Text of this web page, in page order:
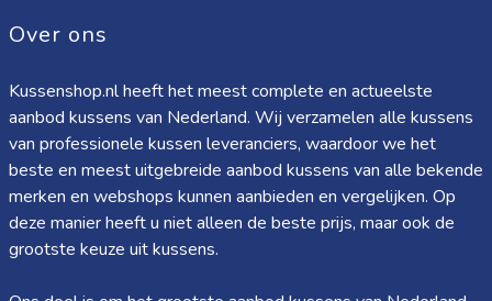
Over ons
Kussenshop.nl heeft het meest complete en actueelste
aanbod kussens van Nederland. Wij verzamelen alle kussens
van professionele kussen leveranciers, waardoor we het
beste en meest uitgebreide aanbod kussens van alle bekende
merken en webshops kunnen aanbieden en vergelijken. Op
deze manier heeft u niet alleen de beste prijs, maar ook de
grootste keuze uit kussens.